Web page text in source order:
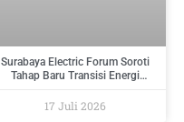
Surabaya Electric Forum Soroti
Tahap Baru Transisi Energi
Implementasi
17 Juli 2026